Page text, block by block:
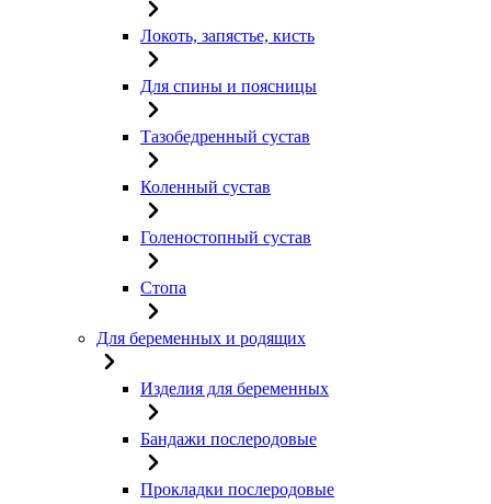
Локоть, запястье, кисть
Для спины и поясницы
Тазобедренный сустав
Коленный сустав
Голеностопный сустав
Стопа
Для беременных и родящих
Изделия для беременных
Бандажи послеродовые
Прокладки послеродовые